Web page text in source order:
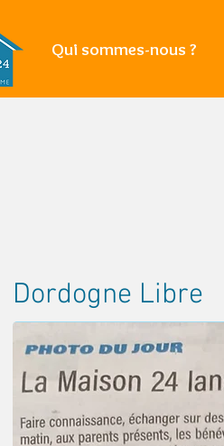
Dordogne Libre
Qui sommes-nous ?